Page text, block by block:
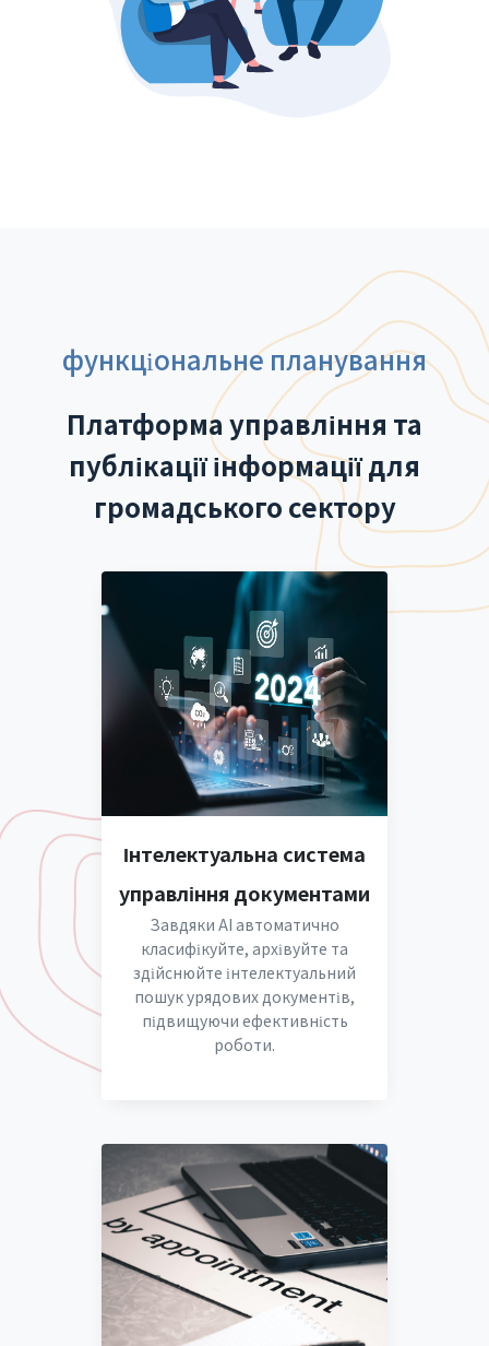
функціональне планування
Платформа управління та
публікації інформації для
громадського сектору
Інтелектуальна система
управління документами
Завдяки AI автоматично
класифікуйте, архівуйте та
здійснюйте інтелектуальний
пошук урядових документів,
підвищуючи ефективність
роботи.